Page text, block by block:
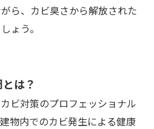
ら、カビ臭さから解放された
ょう。
は？
ビ対策のプロフェッショナル
物内でのカビ発生による健康